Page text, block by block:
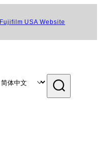
Fujifilm USA Website